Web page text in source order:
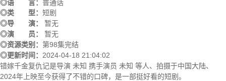
◎语 言： 普通话
◎类 型： 短剧
◎导 演：
暂无
◎演 员：
暂无
◎资源类别： 第98集完结
◎更新时间： 2024-04-18 21:04:02
错嫁千金复仇记是导演 未知 携手演员 未知 等人、拍摄于中国大陆、
2024年上映至今获得了不错的口碑，是一部挺好看的短剧。